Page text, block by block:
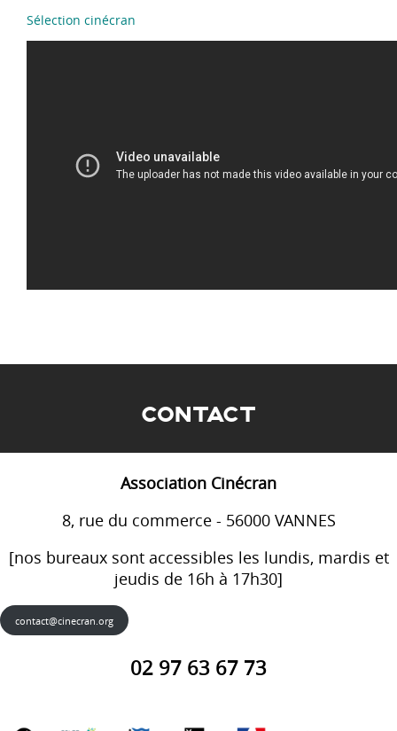
Sélection cinécran
CONTACT
Association Cinécran
8, rue du commerce - 56000 VANNES
[nos bureaux sont accessibles les lundis, mardis et
jeudis de 16h à 17h30]
contact@cinecran.org
02 97 63 67 73